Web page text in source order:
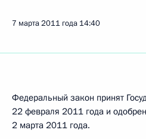
7 марта 2011 года 14:40
Федеральный закон принят
22 февраля 2011 года и
2 марта 2011 года.